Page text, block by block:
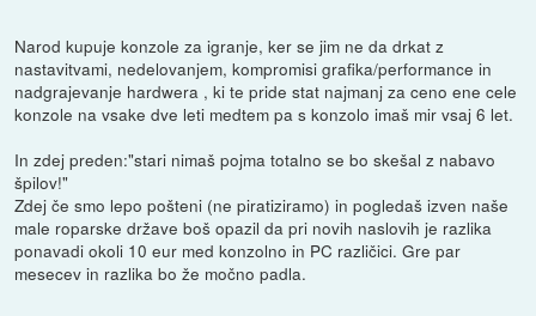
Narod kupuje konzole za igranje, ker se jim ne da drkat z
nastavitvami, nedelovanjem, kompromisi grafika/performance in
nadgrajevanje hardwera , ki te pride stat najmanj za ceno ene cele
konzole na vsake dve leti medtem pa s konzolo imaš mir vsaj 6 let.
In zdej preden:"stari nimaš pojma totalno se bo skešal z nabavo
špilov!"
Zdej če smo lepo pošteni (ne piratiziramo) in pogledaš izven naše
male roparske države boš opazil da pri novih naslovih je razlika
ponavadi okoli 10 eur med konzolno in PC različici. Gre par
mesecev in razlika bo že močno padla.